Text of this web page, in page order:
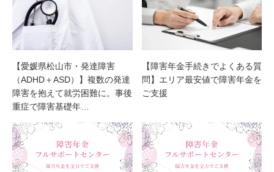
【愛媛県松山市・発達障害
（ADHD＋ASD）】複数の発達
障害を抱えて就労困難に。事後
重症で障害基礎年…
【障害年金手続きでよくある質
問】エリア最安値で障害年金を
ご支援